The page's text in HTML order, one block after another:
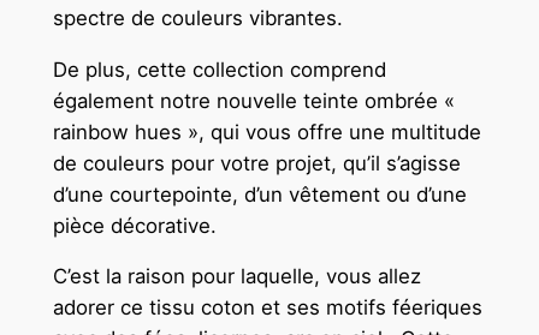
spectre de couleurs vibrantes.
De plus, cette collection comprend
également notre nouvelle teinte ombrée «
rainbow hues », qui vous offre une multitude
de couleurs pour votre projet, qu’il s’agisse
d’une courtepointe, d’un vêtement ou d’une
pièce décorative.
C’est la raison pour laquelle, vous allez
adorer ce tissu coton et ses motifs féeriques